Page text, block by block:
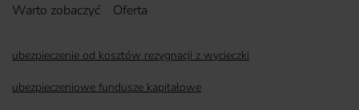
Warto zobaczyć
Oferta
ubezpieczenie od kosztów rezygnacji z wycieczki
ubezpieczeniowe fundusze kapitałowe